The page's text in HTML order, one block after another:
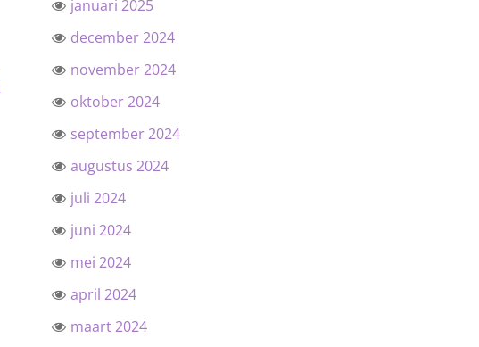
januari 2025
december 2024
november 2024
oktober 2024
september 2024
augustus 2024
juli 2024
juni 2024
mei 2024
april 2024
maart 2024